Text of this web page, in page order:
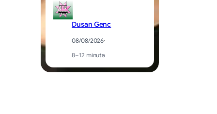
Dusan Genc
08/08/2026·
8–12 minuta